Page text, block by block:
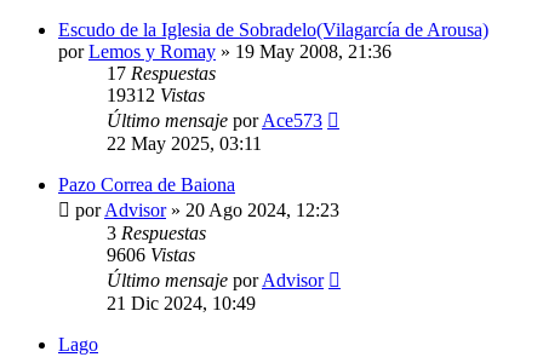
Escudo de la Iglesia de Sobradelo(Vilagarcía de Arousa)
porLemos y Romay » 19 May 2008, 21:36
17 Respuestas
19312 Vistas
Último mensaje porAce573
22 May 2025, 03:11
Pazo Correa de Baiona
porAdvisor» 20 Ago 2024, 12:23
3 Respuestas
9606 Vistas
Último mensaje porAdvisor
21 Dic 2024, 10:49
Lago